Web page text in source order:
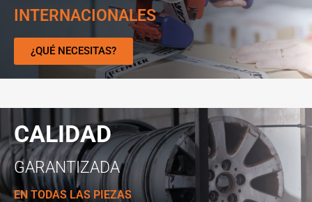
INTERNACIONALES
¿QUÉ NECESITAS?
CALIDAD
GARANTIZADA
EN TODAS LAS PIEZAS